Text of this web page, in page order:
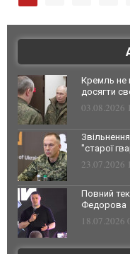
Кремль не
досягти
03.08.2026
"старої
23.07.2026
Повний
Федорова
18.07.2026